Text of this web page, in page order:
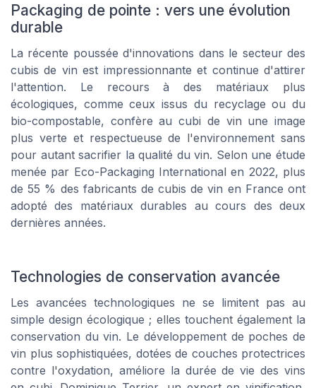
Packaging de pointe : vers une évolution
durable
La récente poussée d'innovations dans le secteur des
cubis de vin est impressionnante et continue d'attirer
l'attention. Le recours à des matériaux plus
écologiques, comme ceux issus du recyclage ou du
bio-compostable, confère au cubi de vin une image
plus verte et respectueuse de l'environnement sans
pour autant sacrifier la qualité du vin. Selon une étude
menée par Eco-Packaging International en 2022, plus
de 55 % des fabricants de cubis de vin en France ont
adopté des matériaux durables au cours des deux
dernières années.
Technologies de conservation avancée
Les avancées technologiques ne se limitent pas au
simple design écologique ; elles touchent également la
conservation du vin. Le développement de poches de
vin plus sophistiquées, dotées de couches protectrices
contre l'oxydation, améliore la durée de vie des vins